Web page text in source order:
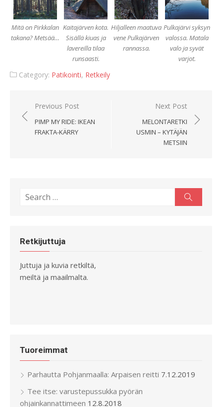
Mitä on Pirkkalan
takana? Metsää…
Kaitajärven kota.
Sisällä kiuas ja
lavereilla tilaa
runsaasti.
Hiljalleen maatuva
vene Pulkajärven
rannassa.
Pulkajärvi syksyn
valossa. Matala
valo ja syvät
varjot.
Category: Patikointi, Retkeily
Artikkelien
selaus
Previous Post
PIMP MY RIDE: IKEAN
FRAKTA-KÄRRY
Next Post
MELONTARETKI
USMIN – KYTÄJÄN
METSIIN
Search
Retkijuttuja
Juttuja ja kuvia retkiltä,
meiltä ja maailmalta.
Tuoreimmat
Parhautta Pohjanmaalla: Arpaisen reitti 7.12.2019
Tee itse: varustepussukka pyörän
ohjainkannattimeen 12.8.2018